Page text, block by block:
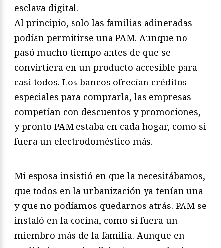
esclava digital.
Al principio, solo las familias adineradas
podían permitirse una PAM. Aunque no
pasó mucho tiempo antes de que se
convirtiera en un producto accesible para
casi todos. Los bancos ofrecían créditos
especiales para comprarla, las empresas
competían con descuentos y promociones,
y pronto PAM estaba en cada hogar, como si
fuera un electrodoméstico más.
Mi esposa insistió en que la necesitábamos,
que todos en la urbanización ya tenían una
y que no podíamos quedarnos atrás. PAM se
instaló en la cocina, como si fuera un
miembro más de la familia. Aunque en